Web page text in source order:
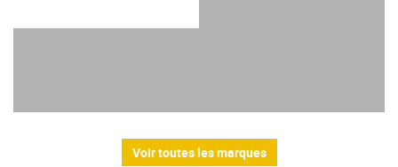
Voir toutes les marques